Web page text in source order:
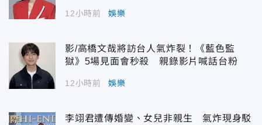
12小時前 娛樂
影/高橋文哉將訪台人氣炸裂！《藍色監
獄》5場見面會秒殺 親錄影片喊話台粉
12小時前 娛樂
李翊君遭傳婚變、女兒非親生 氣炸現身駁